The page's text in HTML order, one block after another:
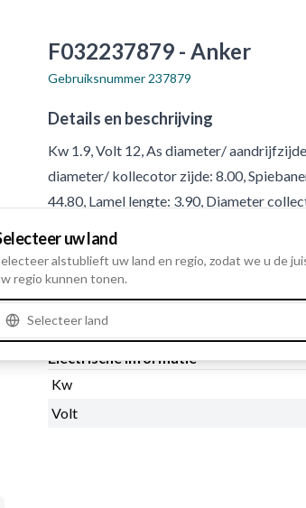
F032237879 - Anker
Gebruiksnummer 237879
Details en beschrijving
Kw 1.9, Volt 12, As diameter/
diameter/ kollecotor zijde: 8.00,
44.80, Lamel lengte: 3.90, Diameter
Sleepring diameter 36.00, Afstand /
Product informatie
Electrische informatie
Kw
Volt
uw land
alstublieft uw land en regio, zodat we u de
regio kunnen tonen.
Selecteer land